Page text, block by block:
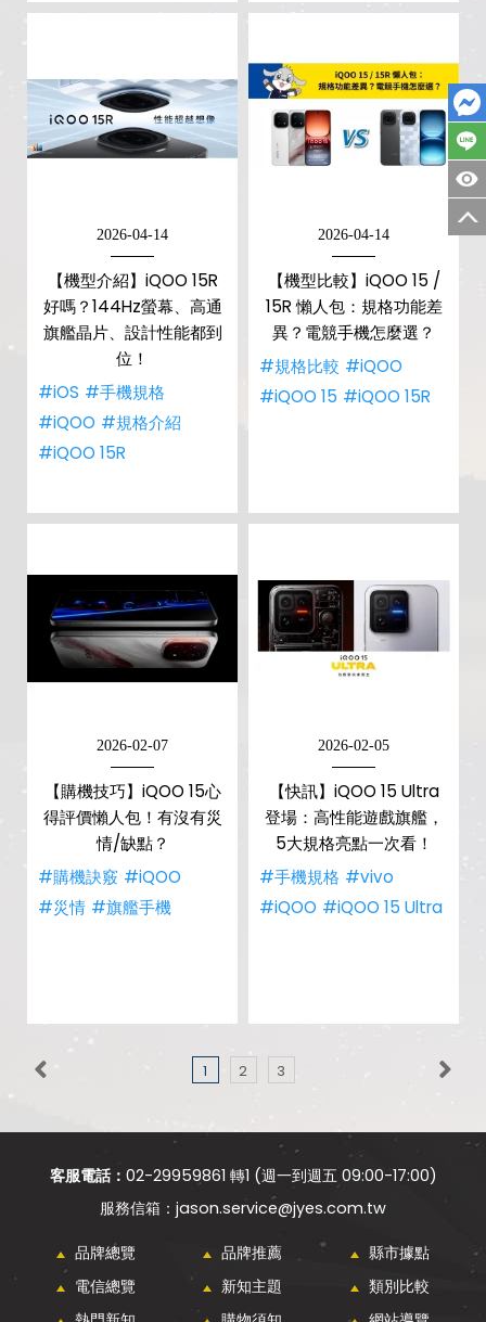
2026-04-14
【機型介紹】iQOO 15R
好嗎？144Hz螢幕、高通
旗艦晶片、設計性能都到
位！
#iOS #手機規格
#iQOO #規格介紹
#iQOO 15R
2026-04-14
【機型比較】iQOO 15 /
15R 懶人包：規格功能差
異？電競手機怎麼選？
#規格比較 #iQOO
#iQOO 15 #iQOO 15R
2026-02-07
【購機技巧】iQOO 15心
得評價懶人包！有沒有災
情/缺點？
#購機訣竅 #iQOO
#災情 #旗艦手機
2026-02-05
【快訊】iQOO 15 Ultra
登場：高性能遊戲旗艦，
5大規格亮點一次看！
#手機規格 #vivo
#iQOO #iQOO 15 Ultra
1 2 3
客服電話： 02-29959861 轉1 (週一到週五 09:00-17:00)
jason.service@jyes.com.tw
品牌總覽 品牌推薦
縣市據點
電信總覽
新知主題
類別比較